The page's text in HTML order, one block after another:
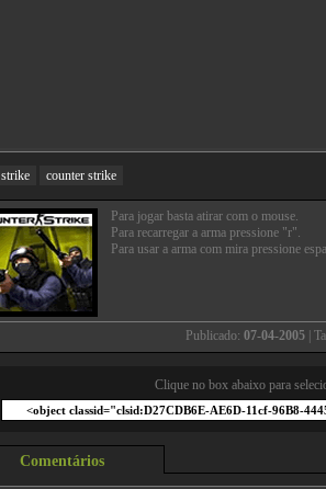
strike counter strike
Para jogar basta atirar com o mouse.
Para recarregar a arma pressione "r".
Para usar a arma com mira pressione
Publicado: 07-04-2005|
Clique no box abaixo para
Comentários